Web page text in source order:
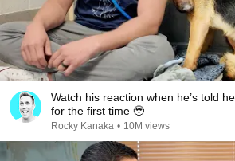
Watch his reaction when he’s told
for the first time 🥹
Rocky Kanaka • 10M views